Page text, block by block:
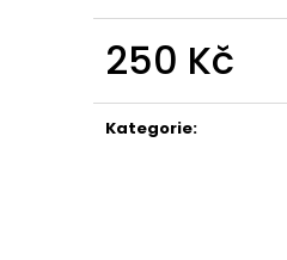
250 Kč
cena:
Kategorie: